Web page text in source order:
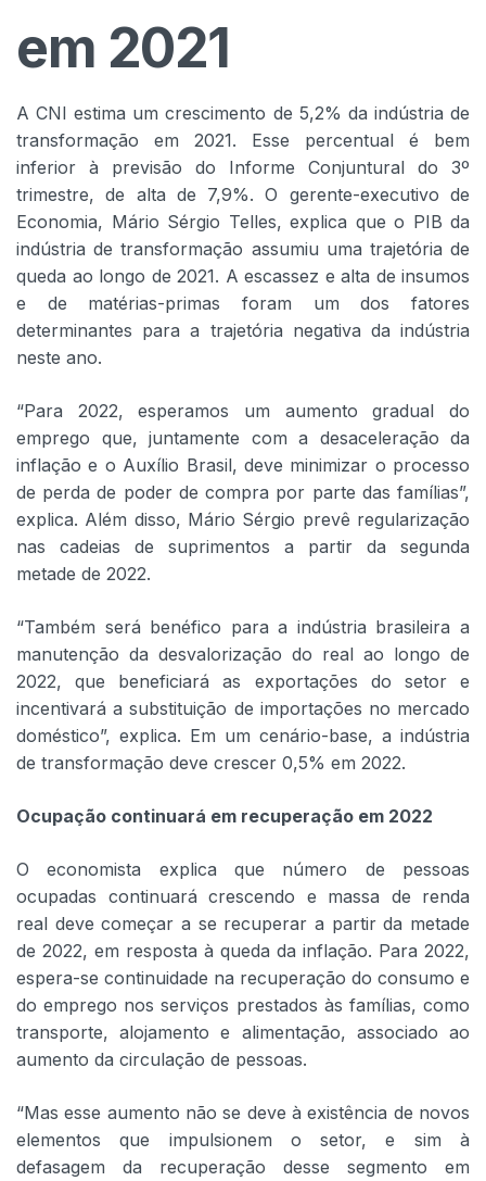
em 2021
A CNI estima um crescimento de 5,2% da indústria de
transformação em 2021. Esse percentual é bem
inferior à previsão do Informe Conjuntural do 3º
trimestre, de alta de 7,9%. O gerente-executivo de
Economia, Mário Sérgio Telles, explica que o PIB da
indústria de transformação assumiu uma trajetória de
queda ao longo de 2021. A escassez e alta de insumos
e de matérias-primas foram um dos fatores
determinantes para a trajetória negativa da indústria
neste ano.
“Para 2022, esperamos um aumento gradual do
emprego que, juntamente com a desaceleração da
inflação e o Auxílio Brasil, deve minimizar o processo
de perda de poder de compra por parte das famílias”,
explica. Além disso, Mário Sérgio prevê regularização
nas cadeias de suprimentos a partir da segunda
metade de 2022.
“Também será benéfico para a indústria brasileira a
manutenção da desvalorização do real ao longo de
2022, que beneficiará as exportações do setor e
incentivará a substituição de importações no mercado
doméstico”, explica. Em um cenário-base, a indústria
de transformação deve crescer 0,5% em 2022.
Ocupação continuará em recuperação em 2022
O economista explica que número de pessoas
ocupadas continuará crescendo e massa de renda
real deve começar a se recuperar a partir da metade
de 2022, em resposta à queda da inflação. Para 2022,
espera-se continuidade na recuperação do consumo e
do emprego nos serviços prestados às famílias, como
transporte, alojamento e alimentação, associado ao
aumento da circulação de pessoas.
“Mas esse aumento não se deve à existência de novos
elementos que impulsionem o setor, e sim à
defasagem da recuperação desse segmento em